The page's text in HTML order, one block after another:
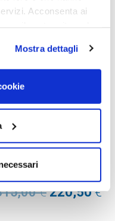
Acconsenta ai
Mostra dettagli
OCCHIALE DA SOLE,
PERSOL
PERSOL 0PO3343S
120848 53
€ 220,50€